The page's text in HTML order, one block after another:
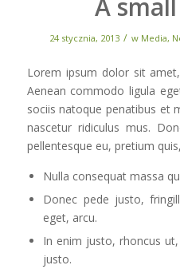
A
24 stycznia, 2013 / w Media,
Lorem ipsum dolor sit
Aenean commodo ligula
sociis natoque penatibus et
nascetur ridiculus mus.
pellentesque eu, pretium
Nulla consequat massa
Donec pede justo,
eget, arcu.
In enim justo, rhoncus
justo.